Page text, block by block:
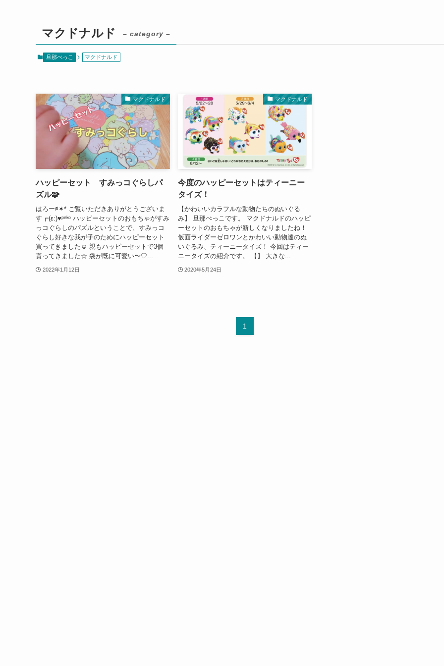
マクドナルド – category –
旦那ぺっこ マクドナルド
マクドナルド
ハッピーセット すみっコぐらしパ
ズル🧩
はろー∅✶* ご覧いただきありがとうございま
す┏(ε:)♥︎ᵖᵉᵏᵒ ハッピーセットのおもちゃがすみ
っコぐらしのパズルということで、すみっコ
ぐらし好きな我が子のためにハッピーセット
買ってきました☺︎ 親もハッピーセットで3個
貰ってきました☆ 袋が既に可愛い〜♡...
2022年1月12日
マクドナルド
今度のハッピーセットはティーニー
タイズ！
【かわいいカラフルな動物たちのぬいぐる
み】 旦那ぺっこです。 マクドナルドのハッピ
ーセットのおもちゃが新しくなりましたね！
仮面ライダーゼロワンとかわいい動物達のぬ
いぐるみ、ティーニータイズ！ 今回はティー
ニータイズの紹介です。 【】 大きな...
2020年5月24日
1